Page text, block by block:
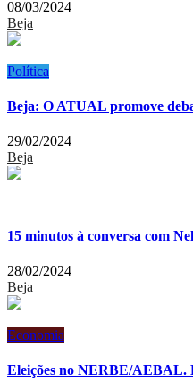
08/03/2024
Beja
Política
Beja: O ATUAL promove
29/02/2024
Beja
15 minutos à conversa com
28/02/2024
Beja
Economia
Eleições no NERBE/AEBAL.